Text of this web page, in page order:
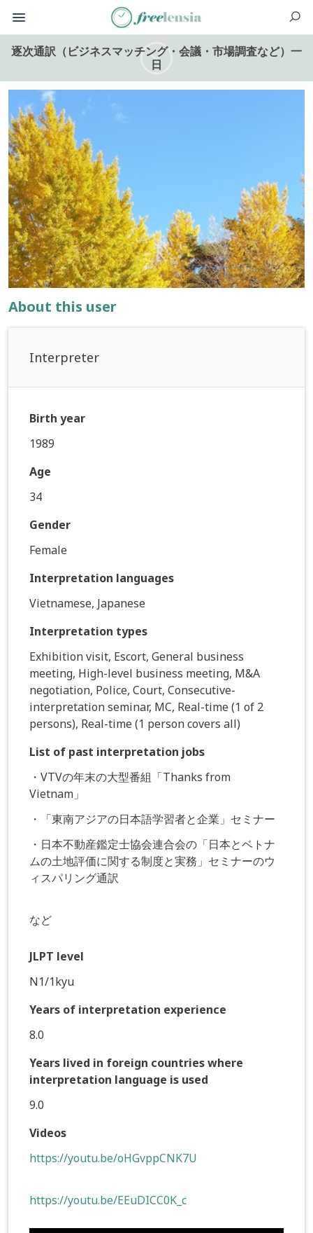
逐次通訳（ビジネスマッチング・会議・市場調査など）一
日
About this user
Interpreter
Birth year
1989
Age
34
Gender
Female
Interpretation languages
Vietnamese, Japanese
Interpretation types
Exhibition visit, Escort, General business
meeting, High-level business meeting, M&A
negotiation, Police, Court, Consecutive-
interpretation seminar, MC, Real-time (1 of 2
persons), Real-time (1 person covers all)
List of past interpretation jobs
・VTVの年末の大型番組「Thanks from
Vietnam」
・「東南アジアの日本語学習者と企業」セミナー
・日本不動産鑑定士協会連合会の「日本とベトナ
ムの土地評価に関する制度と実務」セミナーのウ
ィスパリング通訳
など
JLPT level
N1/1kyu
Years of interpretation experience
8.0
Years lived in foreign countries where
interpretation language is used
9.0
Videos
https://youtu.be/oHGvppCNK7U
https://youtu.be/EEuDICC0K_c